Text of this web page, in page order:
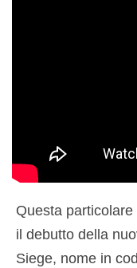
Questa
il debutto della
Siege, nome in